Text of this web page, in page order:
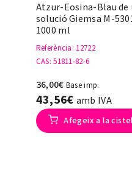
Atzur-Eosina-Blau
solució Giemsa M-
1000 ml
Referència: 12722
CAS: 51811-82-6
36,00€ Base imp.
43,56€ amb IVA
Afegeix a la